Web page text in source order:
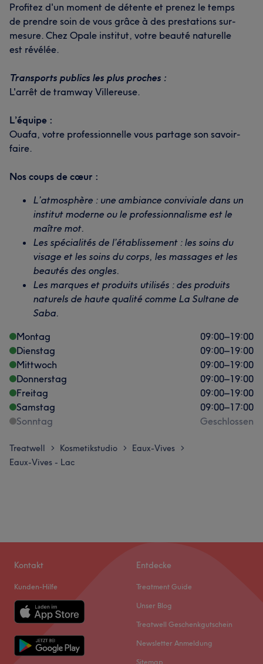
Profitez d'un moment de détente et prenez le temps
de prendre soin de vous grâce à des prestations sur-
mesure. Chez Opale institut, votre beauté naturelle
est révélée.
Transports publics les plus proches :
L'arrêt de tramway Villereuse.
L’équipe :
Ouafa, votre professionnelle vous partage son savoir-
faire.
Nos coups de cœur :
L’atmosphère : une ambiance conviviale dans un
institut moderne ou le professionnalisme est le
maître mot.
Les spécialités de l’établissement : les soins du
visage et les soins du corps, les massages et les
beautés des ongles.
Les marques et produits utilisés : des produits
naturels de haute qualité comme La Sultane de
Saba.
Montag
09:00–19:00
Dienstag
09:00–19:00
Mittwoch
09:00–19:00
Donnerstag
09:00–19:00
Freitag
09:00–19:00
Samstag
09:00–17:00
Sonntag
Geschlossen
Treatwell > Kosmetikstudio > Eaux-Vives >
Eaux-Vives - Lac
Kontakt
Kunden-Hilfe
Entdecke
Treatment Guide
Unser Blog
Treatwell Geschenkgutschein
Newsletter Anmeldung
Sitemap